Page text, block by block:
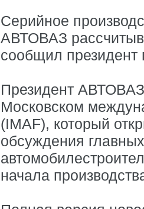
Серийное
АВТОВАЗ
сообщил
Президент
Московском
(IMAF), который
обсуждения
начала